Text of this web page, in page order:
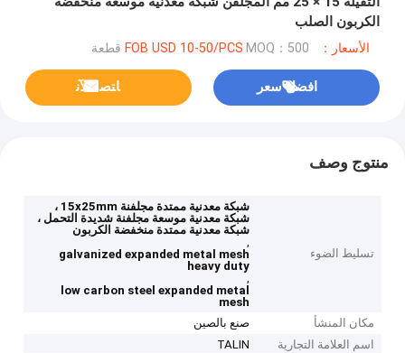
الكربون الصلب
الأسعار：FOB USD 10-50/PCS MOQ：500 قطعة
افضل سعر ﺎﺘﺼﻟ ﺍﻶﻧ
منتوج وصف
تسليط الضوء
شبكة معدنية ممتدة مجلفنة 15x25mm ،
شبكة معدنية موسعة مجلفنة شديدة التحمل ،
شبكة معدنية ممتدة منخفضة الكربون
,
galvanized expanded metal mesh
heavy duty
,
low carbon steel expanded metal
mesh
مكان المنشأ
صنع بالصين
اسم العلامة التجارية
TALIN